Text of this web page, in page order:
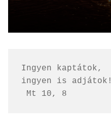
Ingyen kaptátok,
ingyen is adjátok!
Mt 10, 8